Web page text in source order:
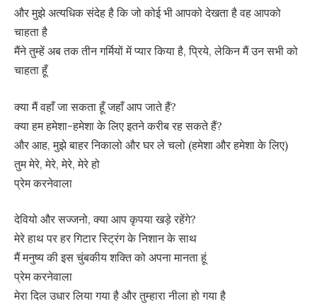
और मुझे अत्यधिक संदेह है कि जो कोई भी आपको देखता है वह आपको
चाहता है
मैंने तुम्हें अब तक तीन गर्मियों में प्यार किया है, प्रिये, लेकिन मैं उन सभी को
चाहता हूँ
क्या मैं वहाँ जा सकता हूँ जहाँ आप जाते हैं?
क्या हम हमेशा-हमेशा के लिए इतने करीब रह सकते हैं?
और आह, मुझे बाहर निकालो और घर ले चलो (हमेशा और हमेशा के लिए)
तुम मेरे, मेरे, मेरे, मेरे हो
प्रेम करनेवाला
देवियो और सज्जनो, क्या आप कृपया खड़े रहेंगे?
मेरे हाथ पर हर गिटार स्ट्रिंग के निशान के साथ
मैं मनुष्य की इस चुंबकीय शक्ति को अपना मानता हूं
प्रेम करनेवाला
मेरा दिल उधार लिया गया है और तुम्हारा नीला हो गया है